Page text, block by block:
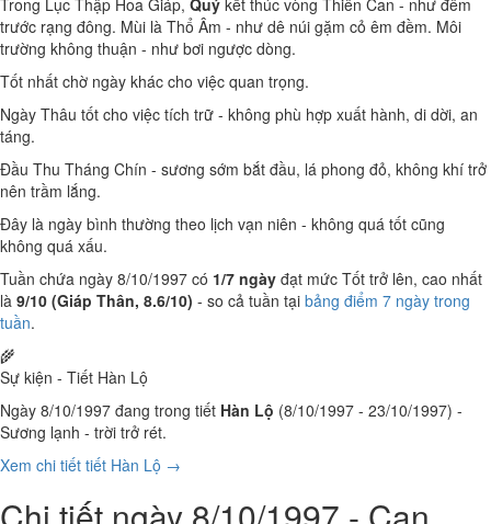
Trong Lục Thập Hoa Giáp, Quý kết thúc vòng Thiên Can - như đêm
trước rạng đông. Mùi là Thổ Âm - như dê núi gặm cỏ êm đềm. Môi
trường không thuận - như bơi ngược dòng.
Tốt nhất chờ ngày khác cho việc quan trọng.
Ngày Thâu tốt cho việc tích trữ - không phù hợp xuất hành, di dời, an
táng.
Đầu Thu Tháng Chín - sương sớm bắt đầu, lá phong đỏ, không khí trở
nên trầm lắng.
Đây là ngày bình thường theo lịch vạn niên - không quá tốt cũng
không quá xấu.
Tuần chứa ngày 8/10/1997 có 1/7 ngày đạt mức Tốt trở lên, cao nhất
là 9/10 (Giáp Thân, 8.6/10) - so cả tuần tại bảng điểm 7 ngày trong
tuần.
🌾
Sự kiện - Tiết Hàn Lộ
Ngày 8/10/1997 đang trong tiết Hàn Lộ (8/10/1997 - 23/10/1997) -
Sương lạnh - trời trở rét.
Xem chi tiết tiết Hàn Lộ →